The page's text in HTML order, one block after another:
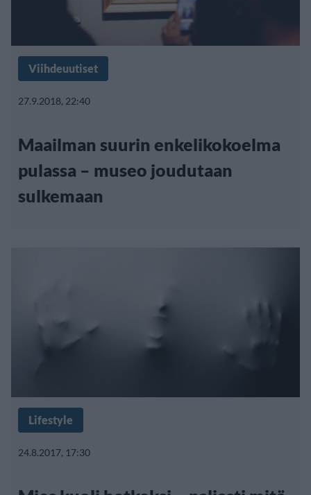
Viihdeuutiset
27.9.2018, 22:40
Maailman suurin enkelikokoelma
pulassa – museo joudutaan
sulkemaan
Lifestyle
24.8.2017, 17:30